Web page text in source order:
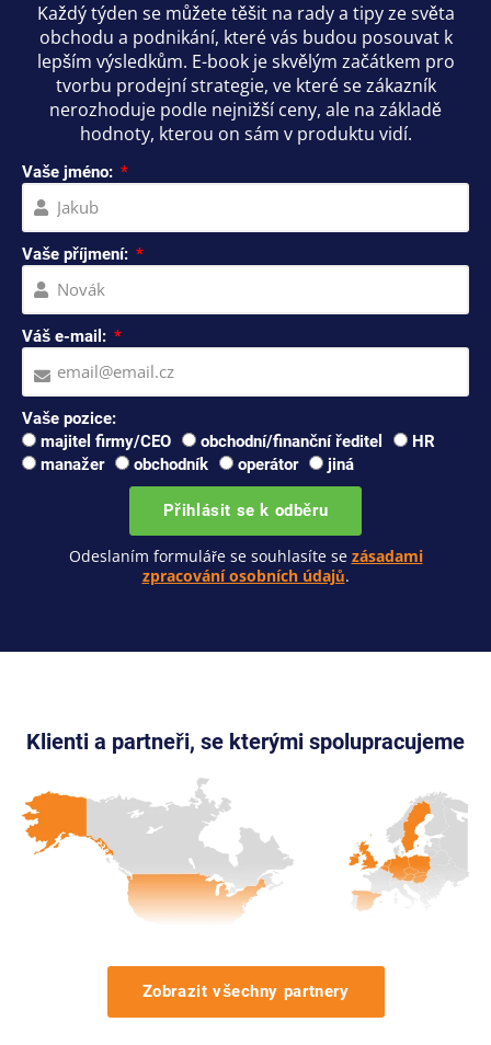
Každý týden se můžete těšit na rady a tipy ze světa
obchodu a podnikání, které vás budou posouvat k
lepším výsledkům. E-book je skvělým začátkem pro
tvorbu prodejní strategie, ve které se zákazník
nerozhoduje podle nejnižší ceny, ale na základě
hodnoty, kterou on sám v produktu vidí.
Vaše jméno:
Vaše příjmení:
Váš e-mail:
Vaše pozice:
majitel firmy/CEO
obchodní/finanční ředitel
HR
manažer
obchodník operátor jiná
Přihlásit se k odběru
Odeslaním formuláře se souhlasíte se zásadami
zpracování osobních údajů.
Klienti a partneři, se kterými spolupracujeme
Zobrazit všechny partnery